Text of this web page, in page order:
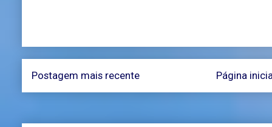
Postagem mais recente Página